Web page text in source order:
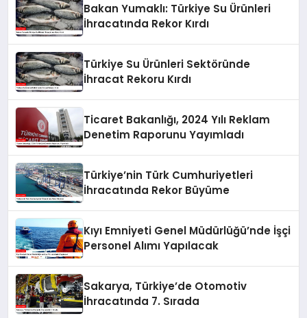
Bakan Yumaklı: Türkiye Su Ürünleri
İhracatında Rekor Kırdı
Türkiye Su Ürünleri Sektöründe
İhracat Rekoru Kırdı
Ticaret Bakanlığı, 2024 Yılı Reklam
Denetim Raporunu Yayımladı
Türkiye’nin Türk Cumhuriyetleri
İhracatında Rekor Büyüme
Kıyı Emniyeti Genel Müdürlüğü’nde İşçi
Personel Alımı Yapılacak
Sakarya, Türkiye’de Otomotiv
İhracatında 7. Sırada